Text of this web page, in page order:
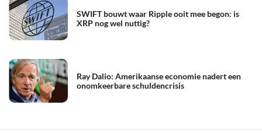
SWIFT bouwt waar Ripple ooit mee begon: is
XRP nog wel nuttig?
Ray Dalio: Amerikaanse economie nadert een
onomkeerbare schuldencrisis